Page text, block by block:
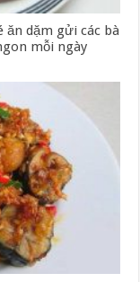
ăn dặm gửi các bà
mỗi ngày